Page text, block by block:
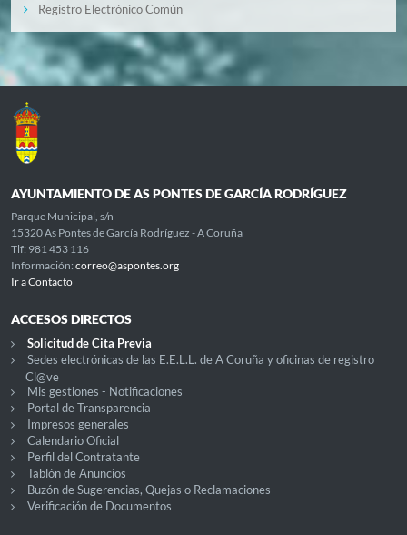
Registro Electrónico Común
AYUNTAMIENTO DE AS PONTES DE GARCÍA RODRÍGUEZ
Parque Municipal, s/n
15320 As Pontes de García Rodríguez - A Coruña
Tlf: 981 453 116
Información: correo@aspontes.org
Ir a Contacto
ACCESOS DIRECTOS
Solicitud de Cita Previa
Sedes electrónicas de las E.E.L.L. de A Coruña y oficinas de registro
Cl@ve
Mis gestiones - Notificaciones
Portal de Transparencia
Impresos generales
Calendario Oficial
Perfil del Contratante
Tablón de Anuncios
Buzón de Sugerencias, Quejas o Reclamaciones
Verificación de Documentos